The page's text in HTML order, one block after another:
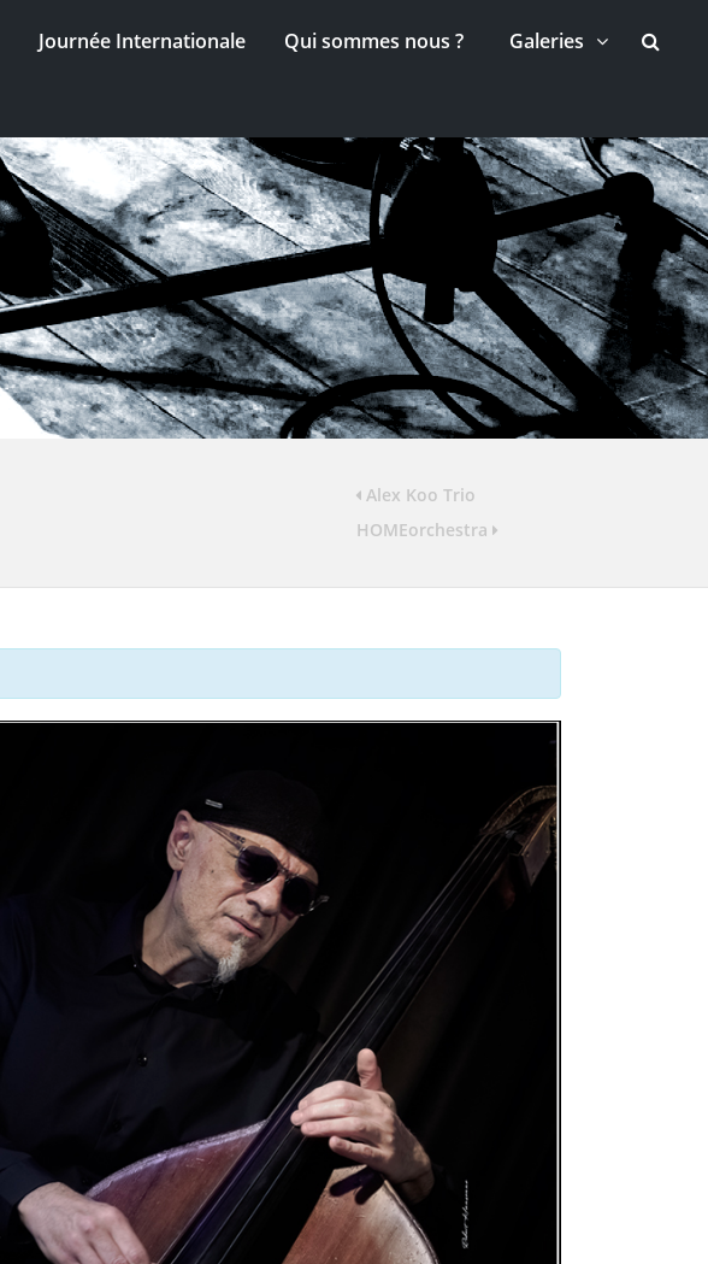
Journée Internationale Qui sommes nous ? Galeries
Alex Koo Trio
HOMEorchestra